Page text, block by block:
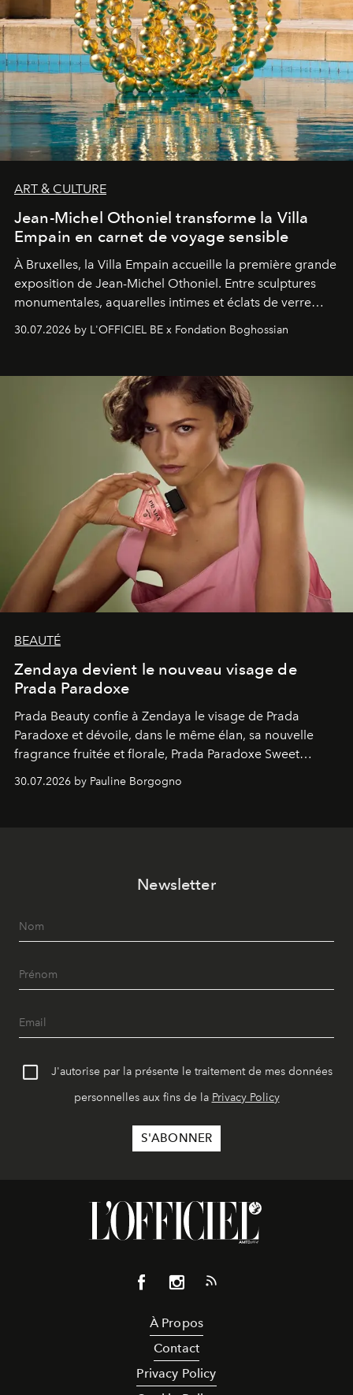
ART & CULTURE
Jean-Michel Othoniel transforme la Villa
Empain en carnet de voyage sensible
À Bruxelles, la Villa Empain accueille la première grande
exposition de Jean-Michel Othoniel. Entre sculptures
monumentales, aquarelles intimes et éclats de verre
émotionnel où chaque œuvre devient le souvenir
émerveillement.
30.07.2026 by L'OFFICIEL BE x Fondation Boghossian
BEAUTÉ
Zendaya devient le nouveau visage de
Prada Paradoxe
Prada Beauty confie à Zendaya le visage de Prada
Paradoxe et dévoile, dans le même élan, sa nouvelle
fragrance fruitée et florale, Prada Paradoxe Sweet
30.07.2026 by Pauline Borgogno
Newsletter
J'autorise par la présente le traitement de mes données
personnelles aux fins de la Privacy Policy
À Propos
Contact
Privacy Policy